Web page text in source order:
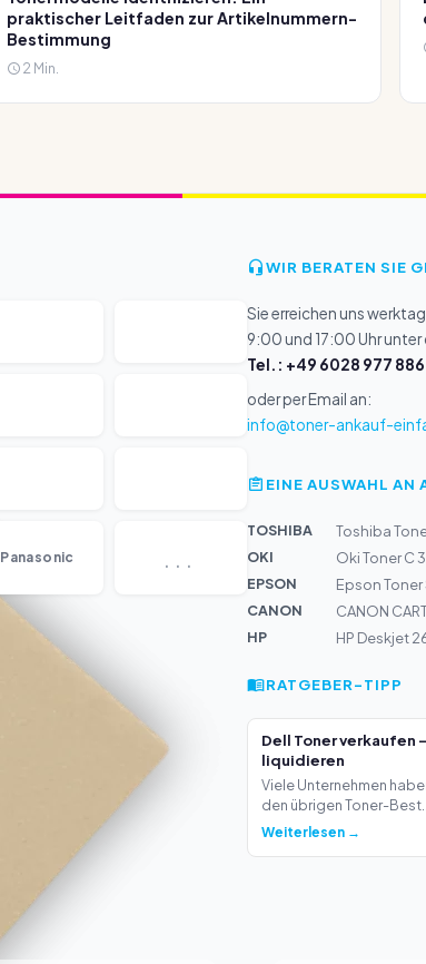
praktischer Leitfaden zur Artikelnummern-
Bestimmung
2 Min.
Panasonic ...
WIR BERATEN SIE
Sie erreichen uns
9:00 und 17:00 Uhr
Tel.: +49 6028 977 886
oder per Email an:
info@toner-ankauf-
EINE AUSWAHL AN
TOSHIBA
Toshiba
OKI
Oki Toner C
EPSON
Epson
CANON
CANON
HP
HP Deskjet
RATGEBER-TIPP
Dell Toner verkaufen
liquidieren
Viele Unternehmen
den übrigen Toner-Best...
Weiterlesen →